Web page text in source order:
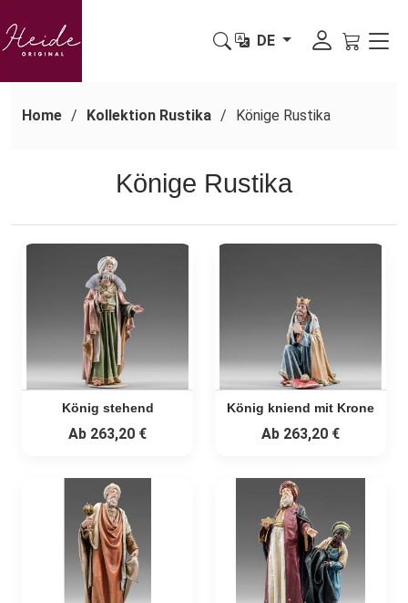
DE
Home Kollektion Rustika Könige Rustika
Könige Rustika
König stehend
Ab 263,20 €
König kniend mit Krone
Ab 263,20 €